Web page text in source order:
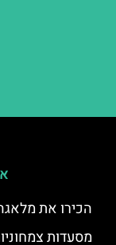
הכירו את
מסעדות